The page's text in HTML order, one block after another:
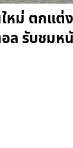
หม่ ตกแต่
อล รับชม